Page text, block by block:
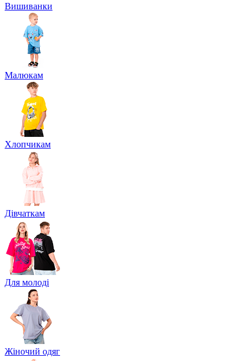
Вишиванки
Малюкам
Хлопчикам
Дівчаткам
Для молоді
Жіночий одяг